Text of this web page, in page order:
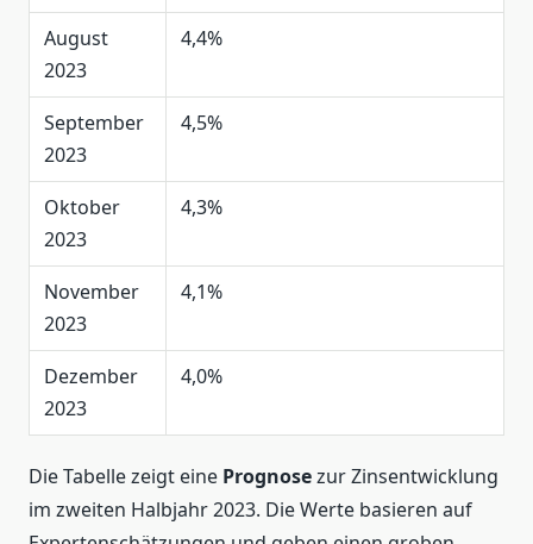
August
2023
4,4%
September
2023
4,5%
Oktober
2023
4,3%
November
2023
4,1%
Dezember
2023
4,0%
Die Tabelle zeigt eine Prognosezur Zinsentwicklung
im zweiten Halbjahr 2023. Die Werte basieren auf